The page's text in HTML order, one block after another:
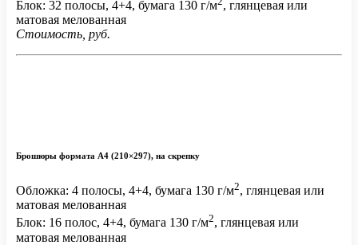
Блок: 32 полосы, 4+4, бумага 130 г/м , глянцевая или
матовая мелованная
Стоимость, руб.
Брошюры формата А4 (210×297), на скрепку
Обложка: 4 полосы, 4+4, бумага 130 г/м2, глянцевая или
матовая мелованная
Блок: 16 полос, 4+4, бумага 130 г/м2, глянцевая или
матовая мелованная